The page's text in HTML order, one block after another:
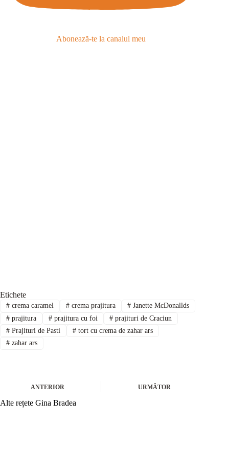
Abonează-te la canalul meu
Etichete
#crema caramel #crema prajitura # Janette McDonallds
#prajitura #prajitura cu foi # prajituri de Craciun
#Prajituri de Pasti #tort cu crema de zahar ars
#zahar ars
ANTERIOR URMĂTOR
Alte rețete Gina Bradea